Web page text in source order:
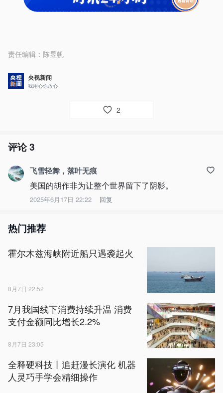
责任编辑： 陈昱帆
央视新闻
我用心你放心
2
评论3
飞雪轻舞，落叶无痕
美国的胡作非为让整个世界留下了阴影。
2025年6月17日 22:22 回复
热门推荐
霍尔木兹海峡附近船只遇袭起火
8月7日 22:52
7月我国线下消费持续升温 消费
支付金额同比增长2.2%
8月7日 23:05
全释硬科技丨追赶漫长演化 机器
人灵巧手学会精细操作